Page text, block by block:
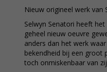
Nieuw origineel werk van
Selwyn Senatori heeft
geheel nieuw oeuvre
anders dan het werk
bekendheid bij een groot
toch onmiskenbaar van